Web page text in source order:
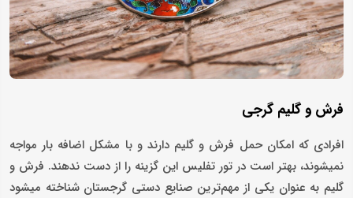
فرش و گلیم گرجی
افرادی که امکان حمل فرش و گلیم دارند و با مشکل اضافه بار مواجه
نمی­شوند، بهتر است در تور تفلیس این گزینه را از دست ندهند. فرش و
گلیم به عنوان یکی از مهم‌ترین صنایع دستی گرجستان شناخته می­شود